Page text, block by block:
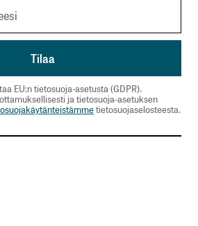
EU:n tietosuoja-asetusta (GDPR).
ja tietosuoja-asetuksen
tietosuojaselosteesta.